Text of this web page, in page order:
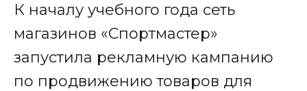
К началу учебного года сеть
магазинов «Спортмастер»
запустила рекламную кампанию
по продвижению товаров для